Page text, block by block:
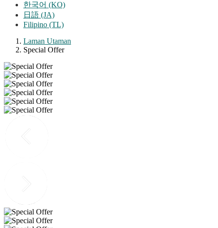
한국어 (KO)
日語 (JA)
Filipino (TL)
Laman Utaman
Special Offer